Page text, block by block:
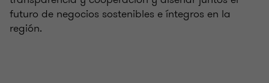
futuro de negocios sostenibles e íntegros en la
región.